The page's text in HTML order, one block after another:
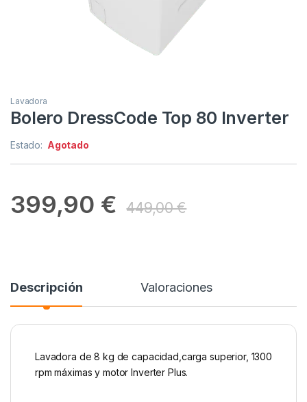
Lavadora
Bolero DressCode Top 80 Inverter
Estado: Agotado
399,90 € 449,00€
Descripción Valoraciones
Lavadora de 8 kg de capacidad,carga superior, 1300
rpm máximas y motor Inverter Plus.